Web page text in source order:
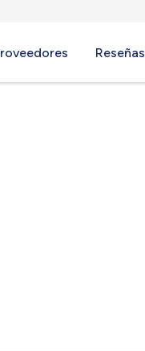
Reseñas